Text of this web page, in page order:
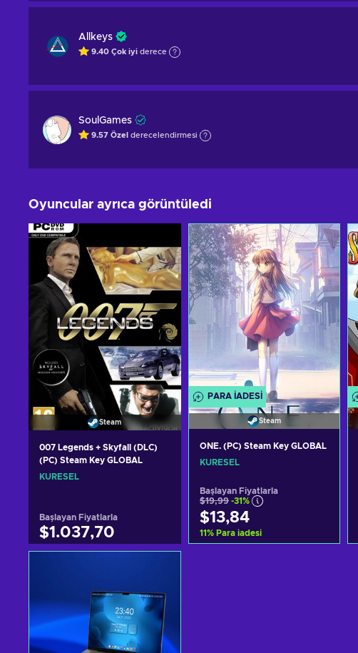
Allkeys
9.40 Çok iyi derece
SoulGames
9.57 Özel derecelendirmesi
Oyuncular ayrıca görüntüledi
Steam
007 Legends + Skyfall (DLC)
(PC) Steam Key GLOBAL
KÜRESEL
Başlayan Fiyatlarla
$1.037,70
Teklifleri görüntüle
PARA IADESI
Steam
ONE. (PC) Steam Key GLOBAL
KÜRESEL
Başlayan Fiyatlarla
$19,99 -31%
$13,84
11% Para iadesi